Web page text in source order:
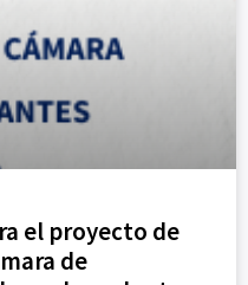
el proyecto de
de